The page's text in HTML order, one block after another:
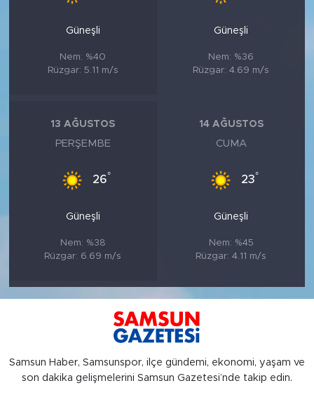
Güneşli
Nem: %40
Rüzgar: 5.11 m/s
Güneşli
Nem: %36
Rüzgar: 4.69 m/s
13 AĞUSTOS
PERŞEMBE
26°
Güneşli
Nem: %38
Rüzgar: 6.69 m/s
14 AĞUSTOS
CUMA
23°
Güneşli
Nem: %45
Rüzgar: 4.11 m/s
Samsun Haber, Samsunspor, ilçe gündemi, ekonomi, yaşam ve
son dakika gelişmelerini Samsun Gazetesi’nde takip edin.